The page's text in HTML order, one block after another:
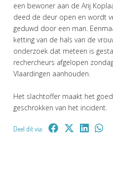
een bewoner aan de Arij
deed de deur open en wordt
geduwd door een man.
ketting van de hals van de
onderzoek dat meteen is
rechercheurs afgelopen
Vlaardingen aanhouden.
Het slachtoffer maakt het
geschrokken van het incident.
Deel dit via: